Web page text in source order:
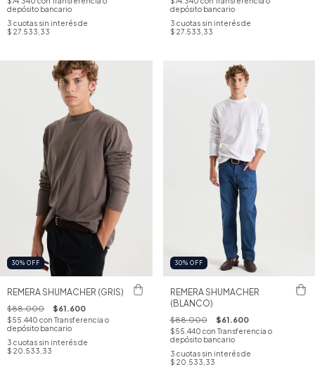
depósito bancario
3 cuotas sin interés de
$ 27.533,33
depósito bancario
3 cuotas sin interés de
$ 27.533,33
30% OFF
REMERA SHUMACHER (GRIS)
$88.000 $61.600
$55.440 con Transferencia o
depósito bancario
3 cuotas sin interés de
$ 20.533,33
30% OFF
REMERA SHUMACHER
(BLANCO)
$88.000 $61.600
$55.440 con Transferencia o
depósito bancario
3 cuotas sin interés de
$ 20.533,33